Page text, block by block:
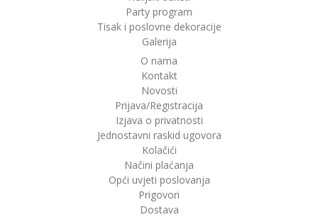
Party program
Tisak i poslovne dekoracije
Galerija
O nama
Kontakt
Novosti
Prijava/Registracija
Izjava o privatnosti
Jednostavni raskid ugovora
Kolačići
Načini plaćanja
Opći uvjeti poslovanja
Prigovori
Dostava